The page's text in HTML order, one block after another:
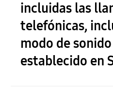
incluidas las
telefónicas,
modo de
establecido en